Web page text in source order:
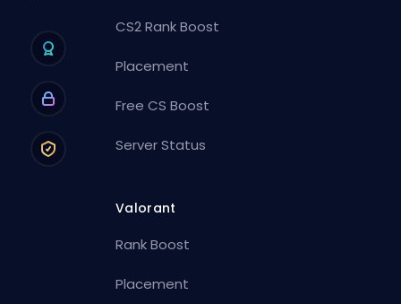
CS2 Rank Boost
Placement
Free CS Boost
Server Status
Valorant
Rank Boost
Placement